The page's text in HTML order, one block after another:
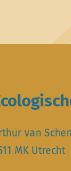
van
MK Utrecht